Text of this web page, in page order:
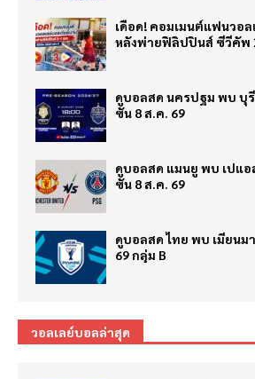
เดือด! คอมเมนต์แฟนวอล
หลังพ่ายฟิลิปปินส์ ซีวีคัพ
ดูบอลสด นครปฐม พบ บุ
ซั่น 8 ส.ค. 69
ดูบอลสด แมนยู พบ เปแอ
ซั่น 8 ส.ค. 69
ดูบอลสด ไทย พบ เมียนม
69 กลุ่ม B
วอลเลย์บอลล่าสุด